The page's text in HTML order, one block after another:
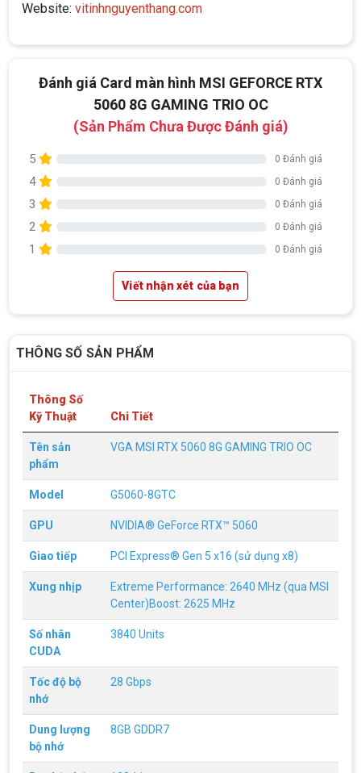
Website: vitinhnguyenthang.com
Đánh giá Card màn hình MSI GEFORCE RTX
5060 8G GAMING TRIO OC
(Sản Phẩm Chưa Được Đánh giá)
5 0 Đánh giá
4 0 Đánh giá
3 0 Đánh giá
2 0 Đánh giá
1 0 Đánh giá
Viết nhận xét của bạn
THÔNG SỐ SẢN PHẨM
Thông Số
Kỹ Thuật
Chi Tiết
Tên sản
phẩm
VGA MSI RTX 5060 8G GAMING TRIO OC
Model G5060-8GTC
GPU NVIDIA® GeForce RTX™ 5060
Giao tiếp PCI Express® Gen 5 x16 (sử dụng x8)
Xung nhịp
Extreme Performance: 2640 MHz (qua MSI
Center)Boost: 2625 MHz
Số nhân
CUDA
3840 Units
Tốc độ bộ
nhớ
28 Gbps
Dung lượng
bộ nhớ
8GB GDDR7